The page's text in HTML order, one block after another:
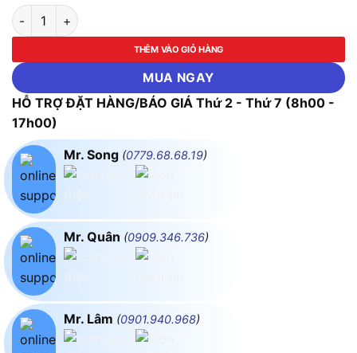
Máy Đo Ghi Nhiệt Độ Testo 176 T3 số lượng
THÊM VÀO GIỎ HÀNG
MUA NGAY
HỖ TRỢ ĐẶT HÀNG/BÁO GIÁ Thứ 2 - Thứ 7 (8h00 -
17h00)
Mr. Song (0779.68.68.19)
Mr. Quân (0909.346.736)
Mr. Lâm (0901.940.968)